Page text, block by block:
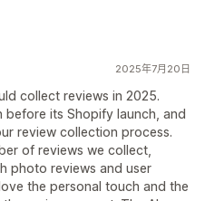
2025年7月20日
collect reviews in 2025.
before its Shopify launch, and
review collection process.
of reviews we collect,
photo reviews and user
the personal touch and the